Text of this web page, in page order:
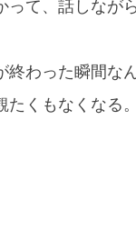
て、話しなが
わった瞬間な
くもなくなる